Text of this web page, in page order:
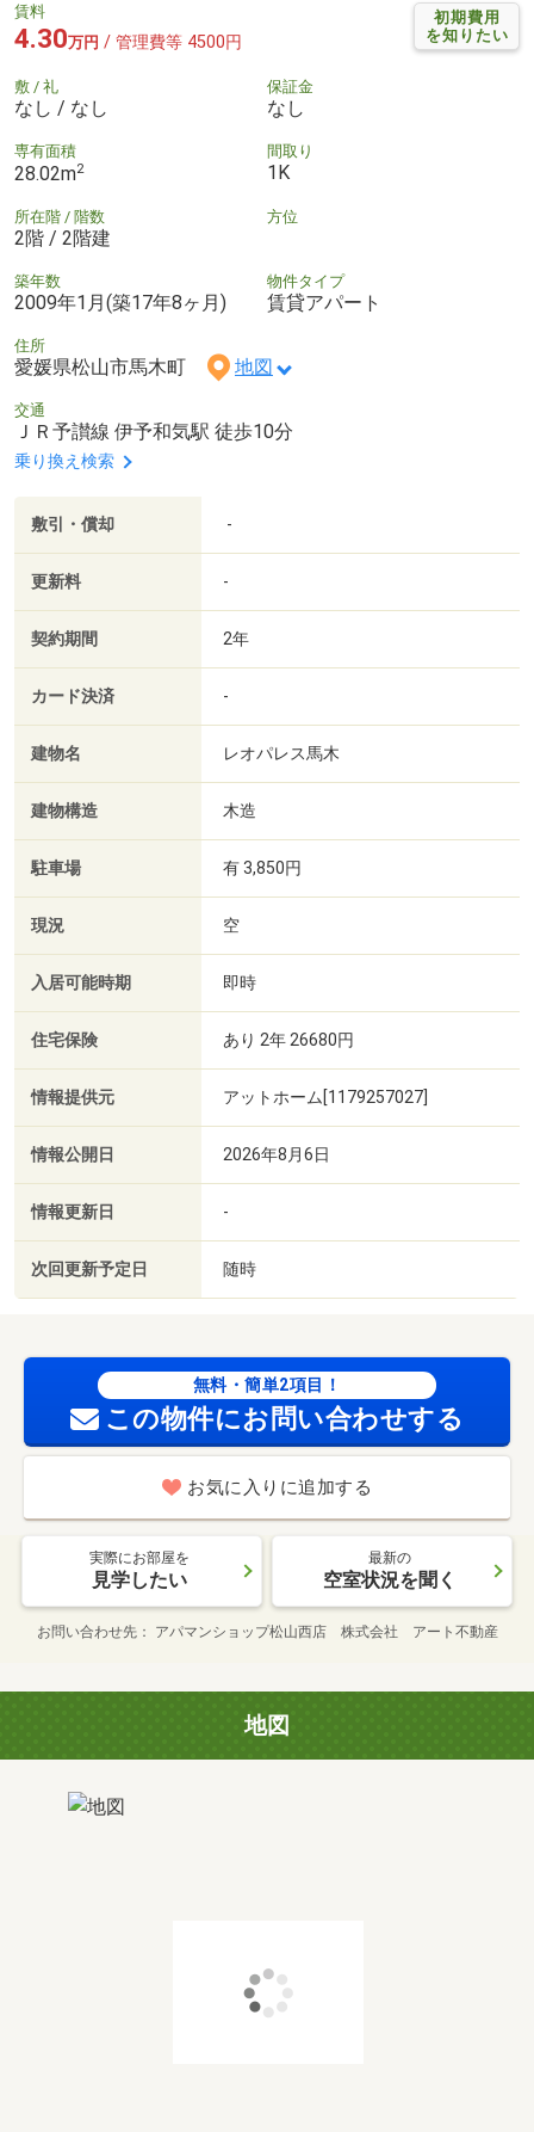
初期費用
を知りたい
賃料
4.30万円 / 管理費等 4500円
敷 / 礼
なし / なし
保証金
なし
専有面積
28.02m2
間取り
1K
所在階 / 階数
2階 / 2階建
方位
築年数
2009年1月(築17年8ヶ月)
物件タイプ
賃貸アパート
住所
愛媛県松山市馬木町 地図
交通
ＪＲ予讃線 伊予和気駅 徒歩10分
乗り換え検索
敷引・償却 -
更新料 -
契約期間 2年
カード決済 -
建物名 レオパレス馬木
建物構造 木造
駐車場 有 3,850円
現況 空
入居可能時期 即時
住宅保険 あり 2年 26680円
情報提供元 アットホーム[1179257027]
情報公開日 2026年8月6日
情報更新日 -
次回更新予定日 随時
無料・簡単2項目！
この物件にお問い合わせする
お気に入りに追加する
実際にお部屋を
見学したい
最新の
空室状況を聞く
お問い合わせ先 アパマンショップ松山西店 株式会社 アート不動産
地図